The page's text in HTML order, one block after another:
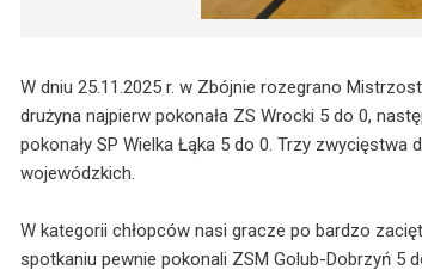
W dniu 25.11.2025 r. w Zbójnie rozegrano
drużyna najpierw pokonała ZS Wrocki 5 do 0,
pokonały SP Wielka Łąka 5 do 0. Trzy
wojewódzkich.
W kategorii chłopców nasi gracze po bardzo
spotkaniu pewnie pokonali ZSM Golub-Dobrzyń 5